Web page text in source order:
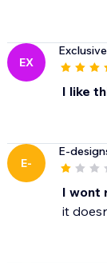
EX
I like
E-
E-
I wont
it